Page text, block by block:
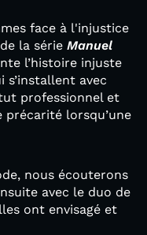
face à l'injustice
la série Manuel
l’histoire injuste
s’installent avec
professionnel et
lorsqu’une
nous écouterons
avec le duo de
ont envisagé et